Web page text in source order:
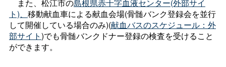
また、松江市の島根県赤十字血液センター(外部サイ
ト)、 移動献血車による献血会場(骨髄バンク登録会を並行
して開催している場合のみ)(献血バスのスケジュール：外
部サイト)でも骨髄バンクドナー登録の検査を受けること
ができます。